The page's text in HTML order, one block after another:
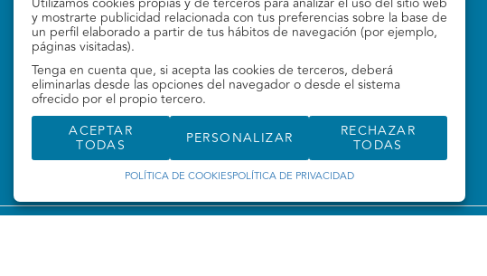
Subastas
Subastas online
La empresa
Contacto
y mostrarte publicidad relacionada con tus preferencias sobre la base de
un perfil elaborado a partir de tus hábitos de navegación (por ejemplo,
páginas visitadas).
Tenga en cuenta que, si acepta las cookies de terceros, deberá
eliminarlas desde las opciones del navegador o desde el sistema
ofrecido por el propio tercero.
ACEPTAR
TODAS PERSONALIZAR RECHAZAR
TODAS
POLÍTICA DE COOKIESPOLÍTICA DE PRIVACIDAD